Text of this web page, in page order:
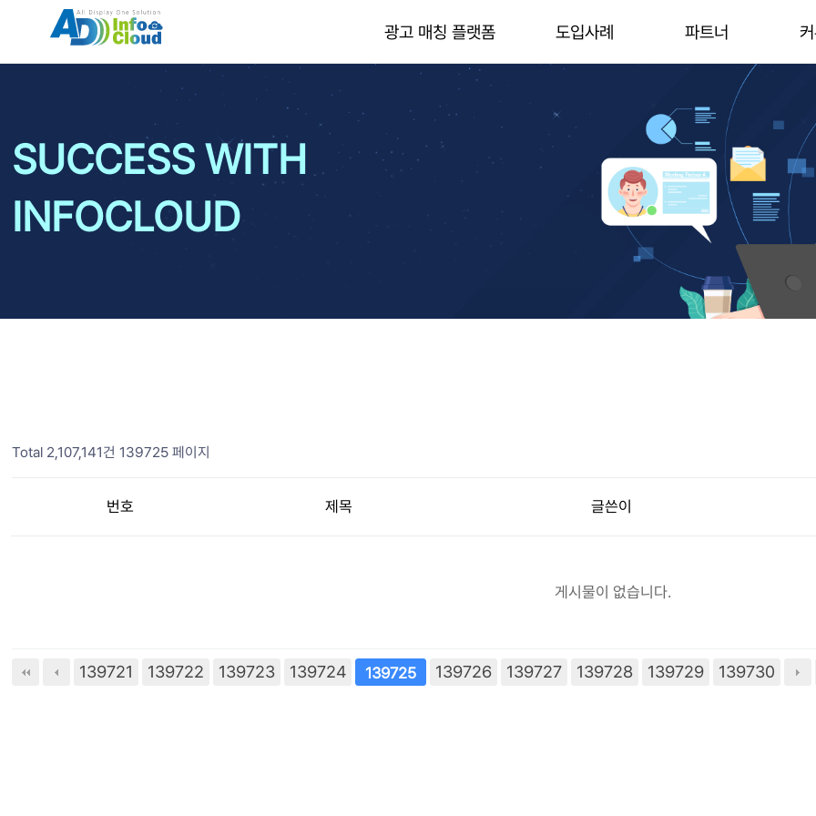
광고 매칭 플랫폼 도입사례 파트너
SUCCESS WITH
INFOCLOUD
Total 2,107,141건 139725 페이지
번호 제목 글쓴이
게시물이 없습니다.
139721 139722 139723 139724 139725 139726 139727 139728 139729 139730
다음 맨끝